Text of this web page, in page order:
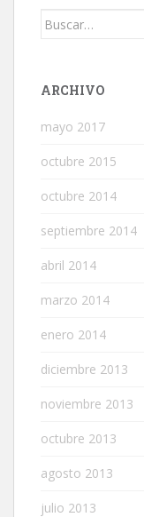
Buscar:
ARCHIVO
mayo 2017
octubre 2015
octubre 2014
septiembre 2014
abril 2014
marzo 2014
enero 2014
diciembre 2013
noviembre 2013
octubre 2013
agosto 2013
julio 2013